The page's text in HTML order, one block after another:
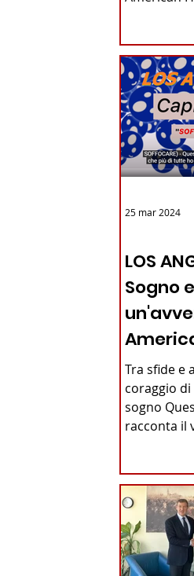
Alfonso...
LOS
Sogno
VIDEO
Tra sfide e
coraggio
sogno
racconta il
25 mar 2024